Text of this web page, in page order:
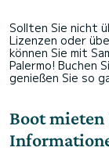
Sollten Sie nicht
Lizenzen oder
können Sie mit
Palermo! Buchen
genießen Sie so
Boot